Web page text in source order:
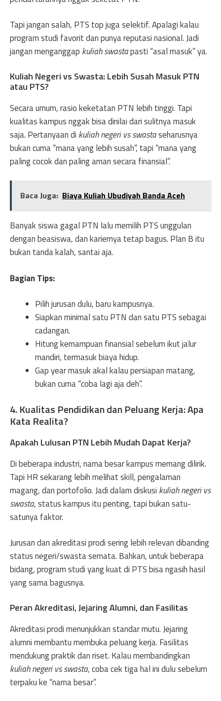
Tapi jangan salah, PTS top juga selektif. Apalagi kalau
program studi favorit dan punya reputasi nasional. Jadi
jangan menganggap kuliah swastapasti “asal masuk” ya.
Kuliah Negeri vs Swasta: Lebih Susah Masuk PTN
atau PTS?
Secara umum, rasio keketatan PTN lebih tinggi. Tapi
kualitas kampus nggak bisa dinilai dari sulitnya masuk
saja. Pertanyaan di kuliah negeri vs swastaseharusnya
bukan cuma “mana yang lebih susah”, tapi “mana yang
paling cocok dan paling aman secara finansial”.
Baca Juga: Biaya Kuliah Ubudiyah Banda Aceh
Banyak siswa gagal PTN lalu memilih PTS unggulan
dengan beasiswa, dan kariernya tetap bagus. Plan B itu
bukan tanda kalah, santai aja.
Bagian Tips:
Pilih jurusan dulu, baru kampusnya.
Siapkan minimal satu PTN dan satu PTS sebagai
cadangan.
Hitung kemampuan finansial sebelum ikut jalur
mandiri, termasuk biaya hidup.
Gap year masuk akal kalau persiapan matang,
bukan cuma “coba lagi aja deh”.
4. Kualitas Pendidikan dan Peluang Kerja: Apa
Kata Realita?
Apakah Lulusan PTN Lebih Mudah Dapat Kerja?
Di beberapa industri, nama besar kampus memang dilirik.
Tapi HR sekarang lebih melihat skill, pengalaman
magang, dan portofolio. Jadi dalam diskusi kuliah negeri vs
swasta, status kampus itu penting, tapi bukan satu-
satunya faktor.
Jurusan dan akreditasi prodi sering lebih relevan dibanding
status negeri/swasta semata. Bahkan, untuk beberapa
bidang, program studi yang kuat di PTS bisa ngasih hasil
yang sama bagusnya.
Peran Akreditasi, Jejaring Alumni, dan Fasilitas
Akreditasi prodi menunjukkan standar mutu. Jejaring
alumni membantu membuka peluang kerja. Fasilitas
mendukung praktik dan riset. Kalau membandingkan
kuliah negeri vs swasta, coba cek tiga hal ini dulu sebelum
terpaku ke “nama besar”.